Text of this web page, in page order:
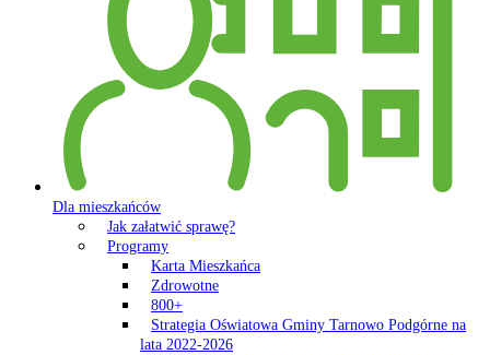
Dla mieszkańców
Jak załatwić sprawę?
Programy
Karta Mieszkańca
Zdrowotne
800+
Strategia Oświatowa Gminy Tarnowo Podgórne na
lata 2022-2026